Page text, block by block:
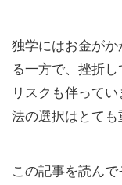
独学にはお金が
る一方で、挫折
リスクも伴って
法の選択はとても
この記事を読ん